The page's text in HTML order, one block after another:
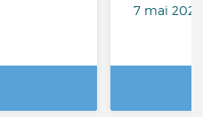
7 mai